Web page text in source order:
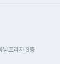
남프라자 3층